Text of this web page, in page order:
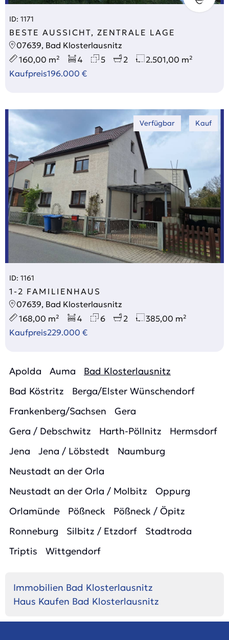
ID: 1171
BESTE AUSSICHT, ZENTRALE LAGE
07639, Bad Klosterlausnitz
160,00 m²
4 5 2
2.501,00 m²
Kaufpreis196.000 €
Verfügbar Kauf
ID: 1161
1-2 FAMILIENHAUS
07639, Bad Klosterlausnitz
168,00 m²
4 6 2
385,00 m²
Kaufpreis229.000 €
Apolda Auma
Bad Klosterlausnitz
Bad Köstritz
Berga/Elster Wünschendorf
Frankenberg/Sachsen
Gera
Gera / Debschwitz
Harth-Pöllnitz
Hermsdorf
Jena
Jena / Löbstedt
Naumburg
Neustadt an der Orla
Neustadt an der Orla / Molbitz
Oppurg
Orlamünde
Pößneck
Pößneck / Öpitz
Ronneburg
Silbitz / Etzdorf
Stadtroda
Triptis
Wittgendorf
Immobilien Bad Klosterlausnitz
Haus Kaufen Bad Klosterlausnitz